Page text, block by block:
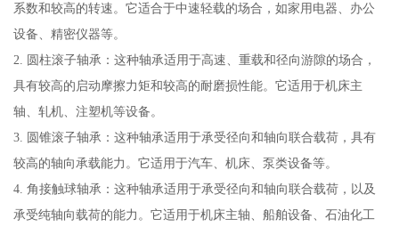
系数和较高的转速。它适合于中速轻载的场合，如家用电器、办公
设备、精密仪器等。
2. 圆柱滚子轴承：这种轴承适用于高速、重载和径向游隙的场合，
具有较高的启动摩擦力矩和较高的耐磨损性能。它适用于机床主
轴、轧机、注塑机等设备。
3. 圆锥滚子轴承：这种轴承适用于承受径向和轴向联合载荷，具有
较高的轴向承载能力。它适用于汽车、机床、泵类设备等。
4. 角接触球轴承：这种轴承适用于承受径向和轴向联合载荷，以及
承受纯轴向载荷的能力。它适用于机床主轴、船舶设备、石油化工